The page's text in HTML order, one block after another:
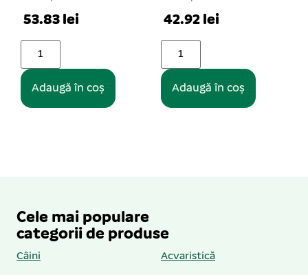
42.92 lei
Adaugă în coș
1 buc. per set
Adaugă în coș
Cele mai populare
categorii de produse
Câini Acvaristică